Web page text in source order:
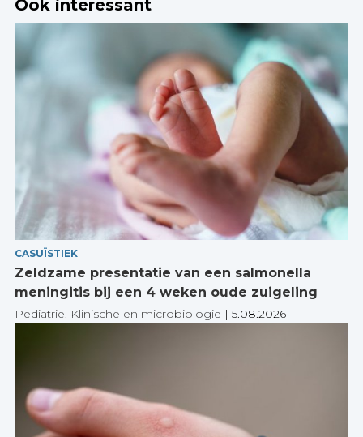
Ook interessant
CASUÏSTIEK
Zeldzame presentatie van een salmonella
meningitis bij een 4 weken oude zuigeling
Pediatrie, Klinische en microbiologie | 5.08.2026